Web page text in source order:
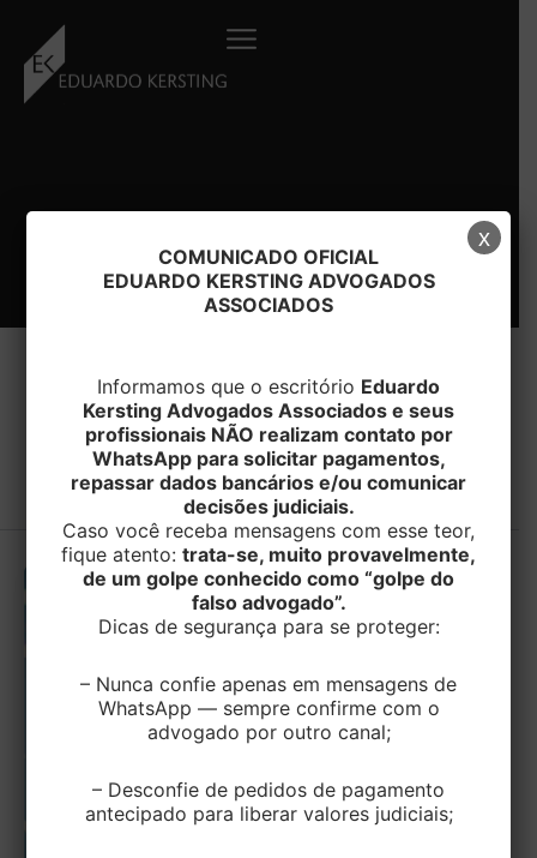
conteúdo
#facultativo
COMUNICADO OFICIAL
EDUARDO KERSTING ADVOGADOS
ASSOCIADOS
Informamos que o escritório Eduardo
Kersting Advogados Associados e seus
profissionais NÃO realizam contato por
WhatsApp para solicitar pagamentos,
repassar dados bancários e/ou comunicar
decisões judiciais.
Caso você receba mensagens com esse teor,
fique atento: trata-se, muito provavelmente,
de um golpe conhecido como “golpe do
falso advogado”.
Dicas de segurança para se proteger:
– Nunca confie apenas em mensagens de
WhatsApp — sempre confirme com o
advogado por outro canal;
– Desconfie de pedidos de pagamento
antecipado para liberar valores judiciais;
x